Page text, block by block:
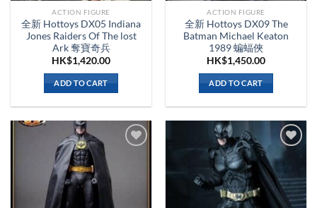
ACTION FIGURE
全新 Hottoys DX05 Indiana
Jones Raiders Of The lost
Ark 奪寶奇兵
HK$1,420.00
ADD TO CART
ACTION FIGURE
全新 Hottoys DX09 The
Batman Michael Keaton
1989 蝙蝠俠
HK$1,450.00
ADD TO CART